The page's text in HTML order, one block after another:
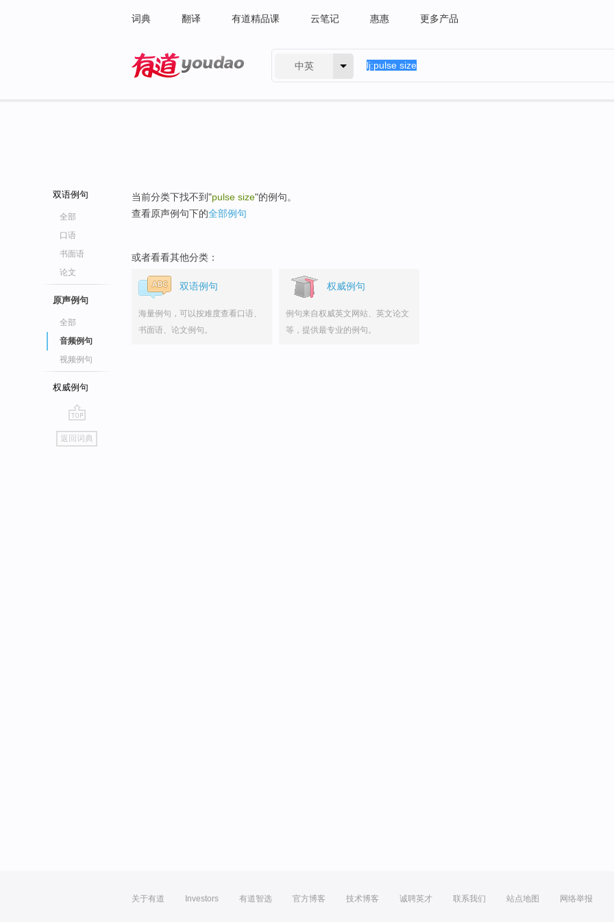
词典 翻译 有道精品课 云笔记 惠惠 更多产品
中英
双语例句
全部
口语
书面语
论文
原声例句
全部
音频例句
视频例句
权威例句
go
top
返回词典
当前分类下找不到"pulse size"的例句。
查看原声例句下的全部例句
或者看看其他分类：
双语例句
海量例句，可以按难度查看口语、
书面语、论文例句。
权威例句
例句来自权威英文网站、英文论文
等，提供最专业的例句。
关于有道 Investors 有道智选 官方博客 技术博客 诚聘英才 联系我们 站点地图 网络举报